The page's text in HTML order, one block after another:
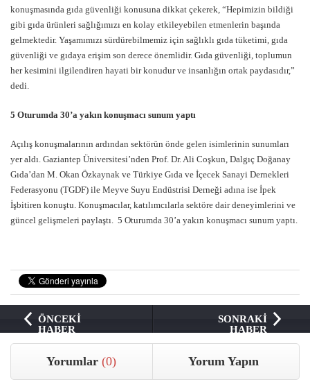
konuşmasında gıda güvenliği konusuna dikkat çekerek, “Hepimizin bildiği
gibi gıda ürünleri sağlığımızı en kolay etkileyebilen etmenlerin başında
gelmektedir. Yaşamımızı sürdürebilmemiz için sağlıklı gıda tüketimi, gıda
güvenliği ve gıdaya erişim son derece önemlidir. Gıda güvenliği, toplumun
her kesimini ilgilendiren hayati bir konudur ve insanlığın ortak paydasıdır,”
dedi.
5 Oturumda 30’a yakın konuşmacı sunum yaptı
Açılış konuşmalarının ardından sektörün önde gelen isimlerinin sunumları
yer aldı. Gaziantep Üniversitesi’nden Prof. Dr. Ali Coşkun, Dalgıç Doğanay
Gıda’dan M. Okan Özkaynak ve Türkiye Gıda ve İçecek Sanayi Dernekleri
Federasyonu (TGDF) ile Meyve Suyu Endüstrisi Derneği adına ise İpek
İşbitiren konuştu. Konuşmacılar, katılımcılarla sektöre dair deneyimlerini ve
güncel gelişmeleri paylaştı. 5 Oturumda 30’a yakın konuşmacı sunum yaptı.
ÖNCEKİ
HABER
SONRAKİ
HABER
Yorumlar(0) Yorum Yapın